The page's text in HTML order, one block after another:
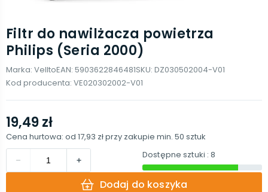
Filtr do nawilżacza powietrza
Philips (Seria 2000)
Marka: VelltoEAN: 5903622846481SKU: DZ030502004-V01
Kod producenta: VE020302002-V01
19,49 zł
Cena hurtowa: od 17,93 złprzy zakupie min. 50 sztuk
Dostępne sztuki : 8
Dodaj do koszyka